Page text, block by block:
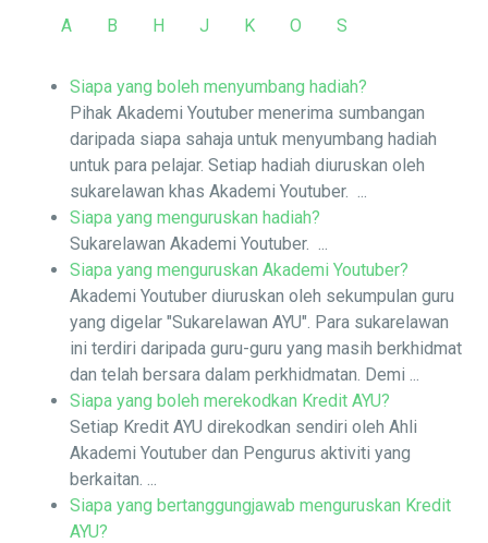
A B H J K O S
Siapa yang boleh menyumbang hadiah?
Pihak Akademi Youtuber menerima sumbangan
daripada siapa sahaja untuk menyumbang hadiah
untuk para pelajar. Setiap hadiah diuruskan oleh
sukarelawan khas Akademi Youtuber. ...
Siapa yang menguruskan hadiah?
Sukarelawan Akademi Youtuber. ...
Siapa yang menguruskan Akademi Youtuber?
Akademi Youtuber diuruskan oleh sekumpulan guru
yang digelar "Sukarelawan AYU". Para sukarelawan
ini terdiri daripada guru-guru yang masih berkhidmat
dan telah bersara dalam perkhidmatan. Demi ...
Siapa yang boleh merekodkan Kredit AYU?
Setiap Kredit AYU direkodkan sendiri oleh Ahli
Akademi Youtuber dan Pengurus aktiviti yang
berkaitan. ...
Siapa yang bertanggungjawab menguruskan Kredit
AYU?